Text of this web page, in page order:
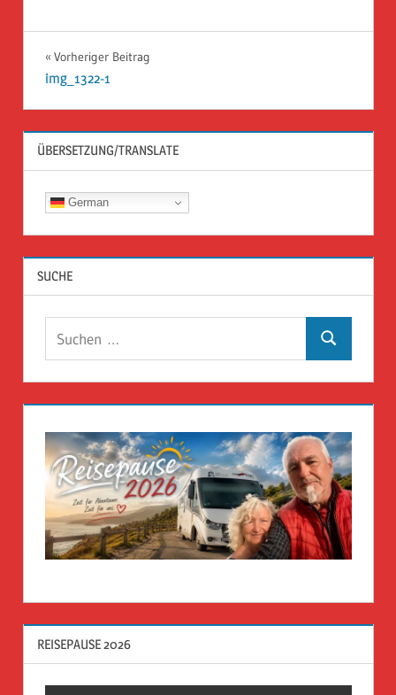
Beitragsnavigation
Vorheriger Beitrag
img_1322-1
ÜBERSETZUNG/TRANSLATE
German
SUCHE
Suchen
REISEPAUSE 2026